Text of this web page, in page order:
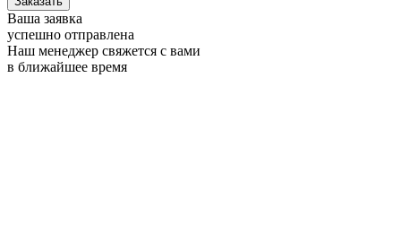
Ваша заявка
успешно отправлена
Наш менеджер свяжется с вами
в ближайшее время